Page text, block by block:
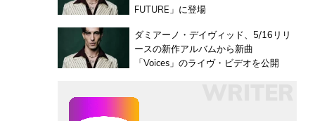
FUTURE」に登場
ダミアーノ・デイヴィッド、5/16リリ
ースの新作アルバムから新曲
「Voices」のライヴ・ビデオを公開